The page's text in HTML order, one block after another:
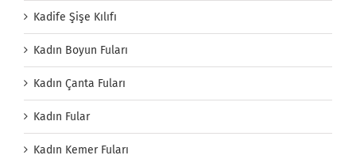
Kadife Şişe Kılıfı
Kadın Boyun Fuları
Kadın Çanta Fuları
Kadın Fular
Kadın Kemer Fuları